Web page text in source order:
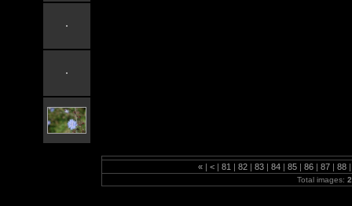
« | < | 81 | 82 | 83 | 84 | 85 | 86 | 87 | 88 |
Total images: